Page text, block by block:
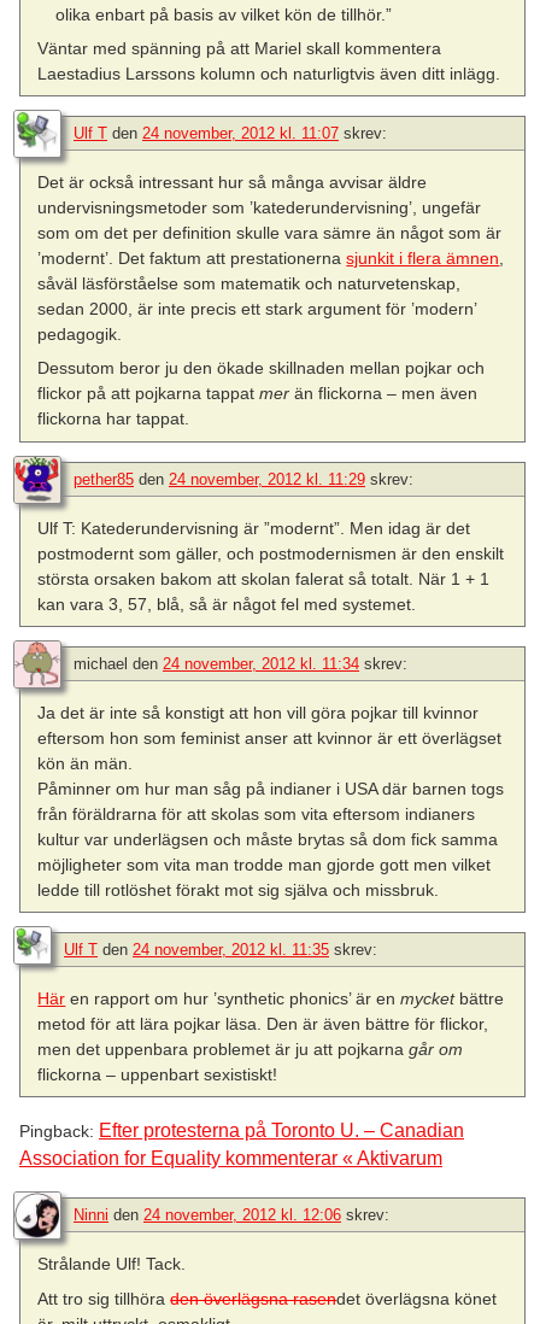
olika enbart på basis av vilket kön de tillhör.”
Väntar med spänning på att Mariel skall kommentera
Laestadius Larssons kolumn och naturligtvis även ditt inlägg.
Ulf T den 24 november, 2012 kl. 11:07 skrev:
Det är också intressant hur så många avvisar äldre
undervisningsmetoder som ’katederundervisning’, ungefär
som om det per definition skulle vara sämre än något som är
’modernt’. Det faktum att prestationernasjunkit i flera ämnen,
såväl läsförståelse som matematik och naturvetenskap,
sedan 2000, är inte precis ett stark argument för ’modern’
pedagogik.
Dessutom beror ju den ökade skillnaden mellan pojkar och
flickor på att pojkarna tappatmer än flickorna – men även
flickorna har tappat.
pether85 den 24 november, 2012 kl. 11:29 skrev:
Ulf T: Katederundervisning är ”modernt”. Men idag är det
postmodernt som gäller, och postmodernismen är den enskilt
största orsaken bakom att skolan falerat så totalt. När 1 + 1
kan vara 3, 57, blå, så är något fel med systemet.
michael den 24 november, 2012 kl. 11:34 skrev:
Ja det är inte så konstigt att hon vill göra pojkar till kvinnor
eftersom hon som feminist anser att kvinnor är ett överlägset
kön än män.
Påminner om hur man såg på indianer i USA där barnen togs
från föräldrarna för att skolas som vita eftersom indianers
kultur var underlägsen och måste brytas så dom fick samma
möjligheter som vita man trodde man gjorde gott men vilket
ledde till rotlöshet förakt mot sig själva och missbruk.
Ulf T den 24 november, 2012 kl. 11:35 skrev:
Här en rapport om hur ’synthetic phonics’ är enmycketbättre
metod för att lära pojkar läsa. Den är även bättre för flickor,
men det uppenbara problemet är ju att pojkarnagår om
flickorna – uppenbart sexistiskt!
Pingback: Efter protesterna på Toronto U. – Canadian
Association for Equality kommenterar « Aktivarum
Ninni den 24 november, 2012 kl. 12:06 skrev:
Strålande Ulf! Tack.
Att tro sig tillhöraden överlägsna rasendet överlägsna könet